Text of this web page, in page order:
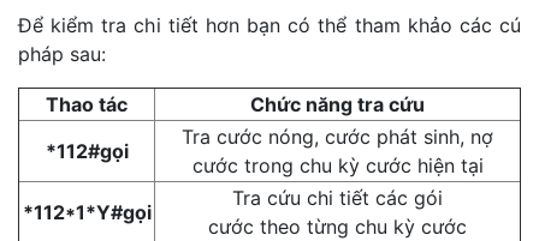
Để kiểm tra chi tiết hơn bạn có thể tham khảo các cú
pháp sau:
Thao tác
Chức năng tra cứu
*112#gọi
Tra cước nóng, cước phát sinh, nợ
cước trong chu kỳ cước hiện tại
*112*1*Y#gọi
Tra cứu chi tiết các gói
cước theo từng chu kỳ cước